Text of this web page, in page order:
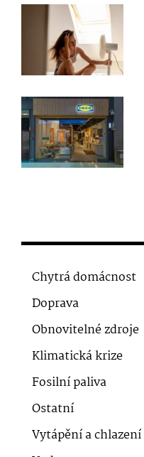
Chytrá domácnost
Doprava
Obnovitelné zdroje
Klimatická krize
Fosilní paliva
Ostatní
Vytápění a chlazení